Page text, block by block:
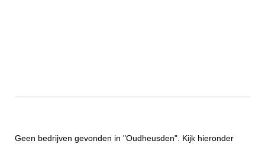
Geen bedrijven gevonden in "Oudheusden". Kijk hieronder